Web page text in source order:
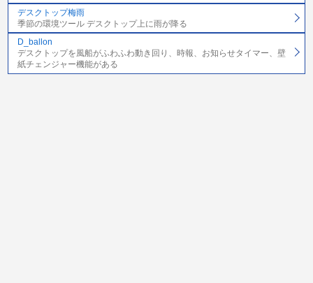
デスクトップ梅雨
季節の環境ツール デスクトップ上に雨が降る
D_ballon
デスクトップを風船がふわふわ動き回り、時報、お知らせタイマー、壁
紙チェンジャー機能がある